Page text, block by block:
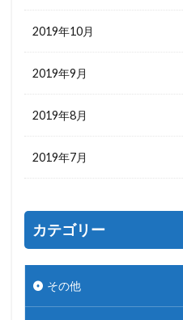
2019年10月
2019年9月
2019年8月
2019年7月
カテゴリー
その他